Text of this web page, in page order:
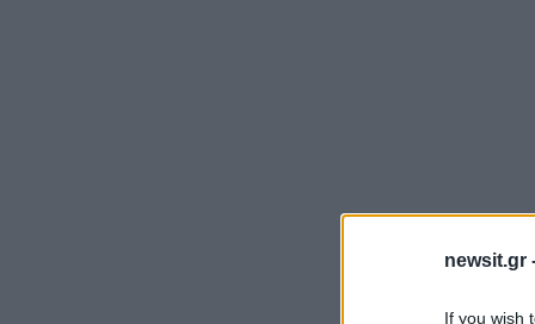
newsit.gr
If you wish